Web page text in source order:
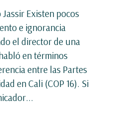
Existen pocos
e ignorancia
el director de una
en términos
entre las Partes
en Cali (COP 16). Si